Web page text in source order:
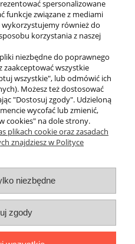
do skafandra, umożliwiające
które są
suchych dostępnych na
klucze i akcesoria ułatwiające
i nad wodą.
na pewne uszczelnienie,
nurkowania.
Nasi eksperci chętnie doradzą
klienta
spersonalizowane
funkcje związane z mediami
wykorzystujemy również do
korzystania z naszej
niezbędne do poprawnego
zaakceptować wszystkie
wszystkie", lub odmówić ich
Możesz też dostosować
"Dostosuj zgody". Udzieloną
wycofać lub zmienić,
cookies" na dole strony.
plikach cookie oraz zasadach
znajdziesz w Polityce
niezbędne
zgody